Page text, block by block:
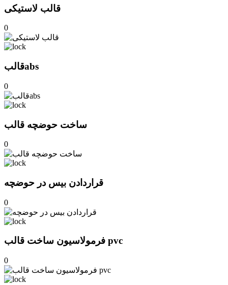
قالب لاستیکی
0
قالبabs
0
ساخت حوضچه قالب
0
قراردادن بیس در حوضچه
0
فرمولاسیون ساخت قالب pvc
0